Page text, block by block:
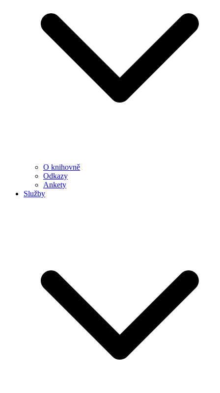
O knihovně
Odkazy
Ankety
Služby